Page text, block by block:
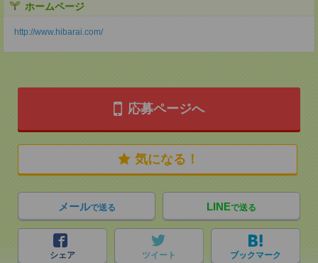
ホームページ
http://www.hibarai.com/
応募ページへ
気になる！
メールで送る LINEで送る
シェア ツイート ブックマーク